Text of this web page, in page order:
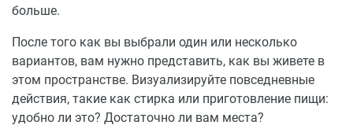
Наличие объектов социальной инфраструктуры,
включая детские сады и школы, делает этот адрес
привлекательным вариантом для семей с детьми.
Пешеходные зоны и озеленённые территории
обеспечивают дополнительное качество городской
среды и способствуют активному образу жизни. Для
больше.
После того как вы выбрали один или несколько
вариантов, вам нужно представить, как вы живете в
этом пространстве. Визуализируйте повседневные
действия, такие как стирка или приготовление пищи:
удобно ли это? Достаточно ли вам места?